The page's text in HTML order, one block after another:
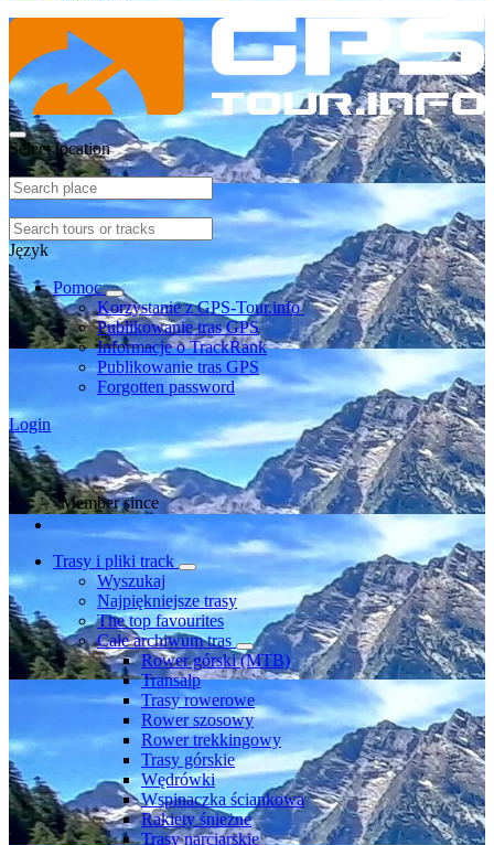
Select location
Język
Pomoc
Korzystanie z GPS-Tour.info
Publikowanie tras GPS
Informacje o TrackRank
Publikowanie tras GPS
Forgotten password
Login
Member since
Trasy i pliki track
Wyszukaj
Najpiękniejsze trasy
The top favourites
Całe archiwum tras
Rower górski (MTB)
Transalp
Trasy rowerowe
Rower szosowy
Rower trekkingowy
Trasy górskie
Wędrówki
Wspinaczka ściankowa
Rakiety śnieżne
Trasy narciarskie